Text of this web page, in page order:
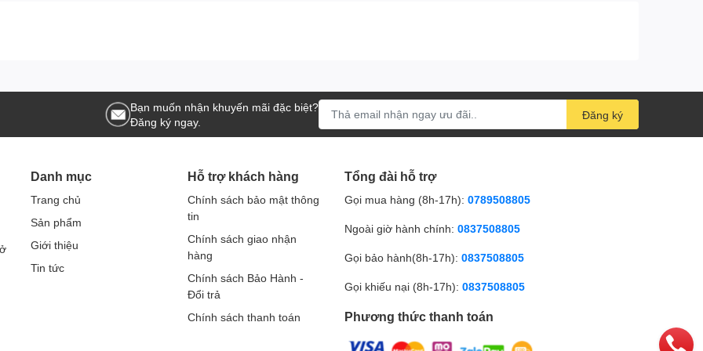
Lái CleanMaid TT-AC, bạn
nước hay không.
dọc trên sàn nhà.
lên sàn nhà.
sàn nhà.
Bạn muốn nhận khuyến mãi đặc biệt?
Đăng ký ngay.
Đăng ký
Danh mục
Trang chủ
Sản phẩm
Giới thiệu
Tin tức
Hỗ trợ khách hàng
Chính sách bảo mật thông
tin
Chính sách giao nhận
hàng
Chính sách Bảo Hành -
Đổi trả
Chính sách thanh toán
Tổng đài hỗ trợ
Gọi mua hàng (8h-17h): 0789508805
Ngoài giờ hành chính: 0837508805
Gọi bảo hành(8h-17h): 0837508805
Gọi khiếu nại (8h-17h): 0837508805
Phương thức thanh toán